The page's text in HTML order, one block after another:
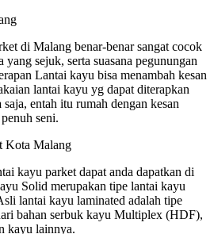
di Malang benar-benar sangat cocok
sejuk, serta suasana pegunungan
Lantai kayu bisa menambah kesan
lantai kayu yg dapat diterapkan
entah itu rumah dengan kesan
seni.
Kota Malang
kayu parket dapat anda dapatkan di
Solid merupakan tipe lantai kayu
lantai kayu laminated adalah tipe
bahan serbuk kayu Multiplex (HDF),
kayu lainnya.